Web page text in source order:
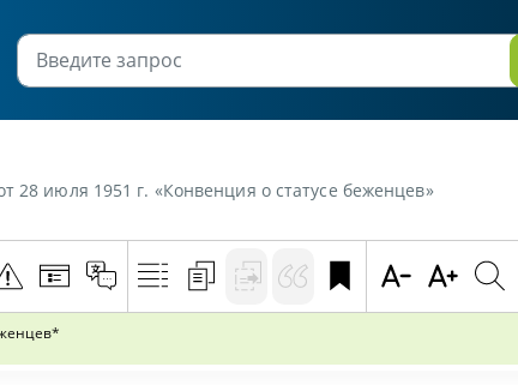
28 июля 1951 г. «Конвенция о статусе беженцев»